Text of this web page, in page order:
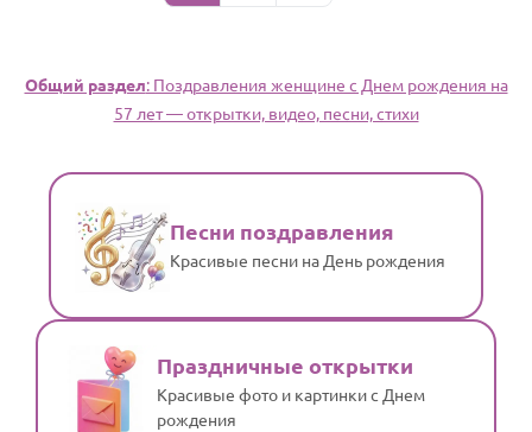
Общий раздел: Поздравления женщине c Днем рождения на
57 лет — открытки, видео, песни, стихи
Песни поздравления
Красивые песни на День рождения
Праздничные открытки
Красивые фото и картинки с Днем
рождения